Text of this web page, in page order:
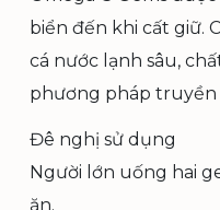
biển đến khi cất giữ.
cá nước lạnh sâu,
phương pháp truyền
Đê nghị sử dụng
Người lớn uống hai
ăn.